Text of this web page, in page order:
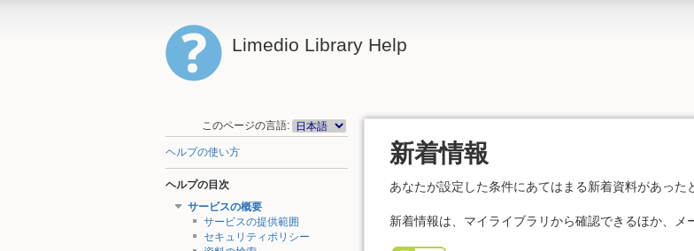
Limedio Library Help
このページの言語:
ヘルプの使い方
ヘルプの目次
サービスの概要
サービスの提供範囲
セキュリティポリシー
新着情報
あなたが設定した条件にあてはまる新着資料があった
新着情報は、マイライブラリから確認できるほか、メ